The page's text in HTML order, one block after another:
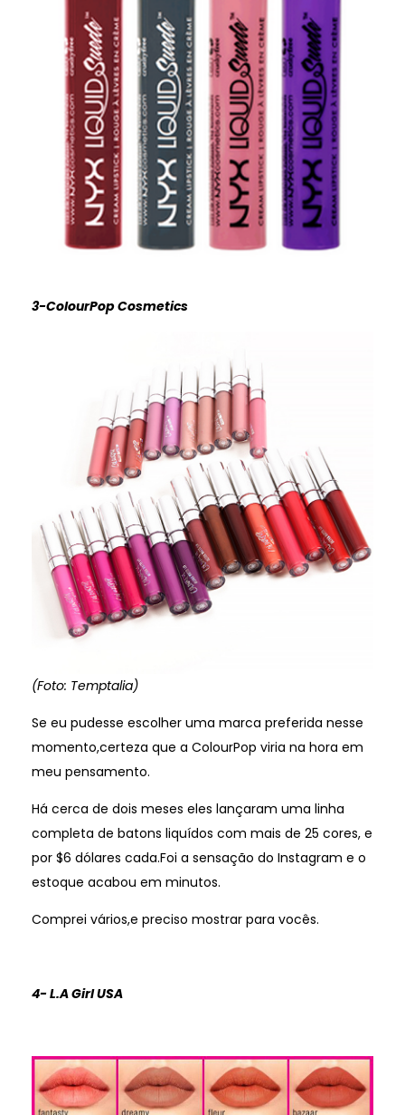
3-ColourPop Cosmetics
(Foto: Temptalia)
Se eu pudesse escolher uma marca preferida nesse
momento,certeza que a ColourPop viria na hora em
meu pensamento.
Há cerca de dois meses eles lançaram uma linha
completa de batons liquídos com mais de 25 cores, e
por $6 dólares cada.Foi a sensação do Instagram e o
estoque acabou em minutos.
Comprei vários,e preciso mostrar para vocês.
4- L.A Girl USA